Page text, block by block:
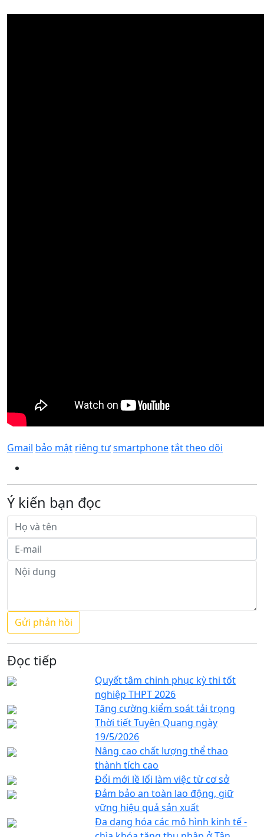
Gmail bảo mật riêng tưsmartphonetắt theo dõi
Ý kiến bạn đọc
Đọc tiếp
Quyết tâm chinh phục kỳ thi tốt
nghiệp THPT 2026
Tăng cường kiểm soát tải trọng
Thời tiết Tuyên Quang ngày
19/5/2026
Nâng cao chất lượng thể thao
thành tích cao
Đổi mới lề lối làm việc từ cơ sở
Đảm bảo an toàn lao động, giữ
vững hiệu quả sản xuất
Đa dạng hóa các mô hình kinh tế -